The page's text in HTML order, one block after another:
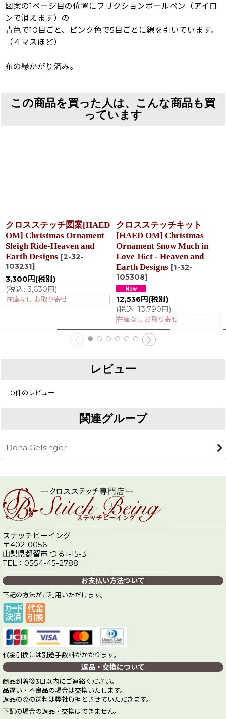
図案の1ページ目の位置にフリクションボールペン（アイロ
ンで消えます）の
青色で10目ごと、ピンク色で5目ごとに線を引いています。
（４マスほど）
布の縁かがり済み。
この商品を買った人は、こんな商品も買
っています
クロスステッチ図案[HAED
OM] Christmas Ornament
Sleigh Ride-Heaven and
Earth Designs [2-32-
103231]
3,300 円 (税別)
(税込: 3,630円)
在庫なし お取り寄せ
クロスステッチキット
[HAED OM] Christmas
Ornament Snow Much in
Love 16ct - Heaven and
Earth Designs [1-32-
105308]
12,536円 (税別)
(税込: 13,790円)
在庫なし お取り寄せ
レビュー
0件のレビュー
関連グループ
Dona Gelsinger
ステッチビーイング
〒402-0056
山梨県都留市 つる1-15-3
TEL：0554-45-2788
お支払い方法ついて
下記の方法がご利用いただけます。
代金引換には別途手数料がかかります。
返品・交換について
商品到着後3日以内にご連絡ください。
品違い・不良品の場合は交換いたします。
返品の際の送料は弊社負担とさせていただきます。
下記の場合の返品・交換はできません。